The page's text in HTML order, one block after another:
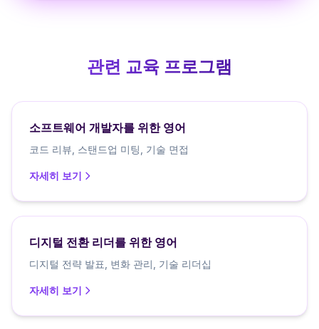
관련 교육 프로그램
소프트웨어 개발자를 위한 영어
코드 리뷰, 스탠드업 미팅, 기술 면접
자세히 보기
디지털 전환 리더를 위한 영어
디지털 전략 발표, 변화 관리, 기술 리더십
자세히 보기